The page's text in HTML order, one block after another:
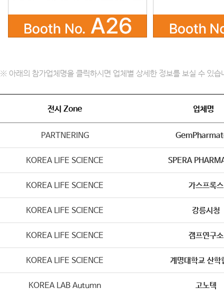
※ 아래의 참가업체명을 클릭하시면 업체별 상세한 정보를 보실 수 있습
전시 Zone 업체명
PARTNERING
KOREA LIFE SCIENCE SPERA
KOREA LIFE SCIENCE 가스프록스
KOREA LIFE SCIENCE 강릉시청
KOREA LIFE SCIENCE 갬프연구소
KOREA LIFE SCIENCE 계명대학교 산학
KOREA LAB Autumn 고노텍